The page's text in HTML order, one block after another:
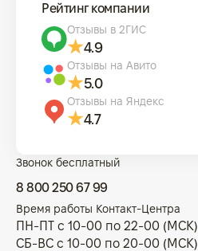
Рейтинг компании
Отзывы в 2ГИС
4.9
Отзывы на Авито
5.0
Отзывы на Яндекс
4.7
Звонок бесплатный
8 800 250 67 99
Время работы Контакт-Центра
ПН-ПТ с 10-00 по 22-00 (МСК)
СБ-ВС с 10-00 по 20-00 (МСК)